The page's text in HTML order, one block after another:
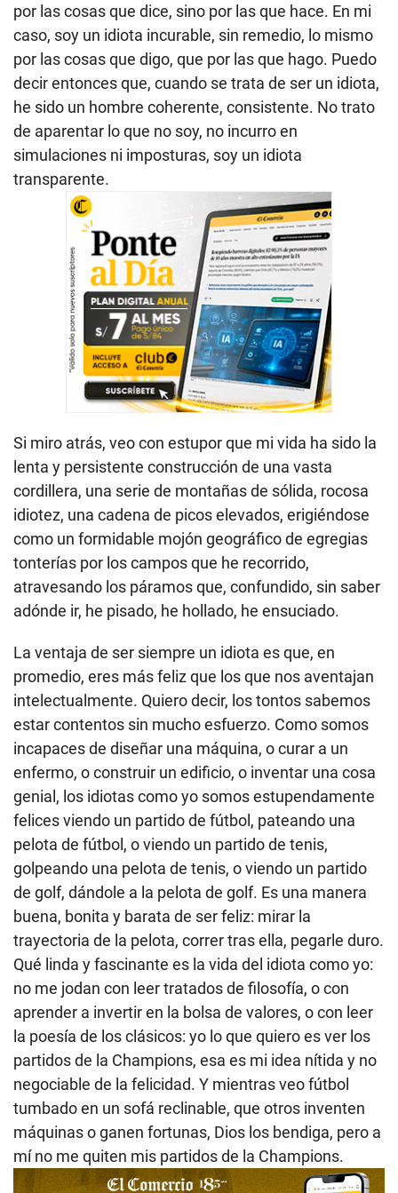
por las cosas que dice, sino por las que hace. En mi
caso, soy un idiota incurable, sin remedio, lo mismo
por las cosas que digo, que por las que hago. Puedo
decir entonces que, cuando se trata de ser un idiota,
he sido un hombre coherente, consistente. No trato
de aparentar lo que no soy, no incurro en
simulaciones ni imposturas, soy un idiota
transparente.
Si miro atrás, veo con estupor que mi vida ha sido la
lenta y persistente construcción de una vasta
cordillera, una serie de montañas de sólida, rocosa
idiotez, una cadena de picos elevados, erigiéndose
como un formidable mojón geográfico de egregias
tonterías por los campos que he recorrido,
atravesando los páramos que, confundido, sin saber
adónde ir, he pisado, he hollado, he ensuciado.
La ventaja de ser siempre un idiota es que, en
promedio, eres más feliz que los que nos aventajan
intelectualmente. Quiero decir, los tontos sabemos
estar contentos sin mucho esfuerzo. Como somos
incapaces de diseñar una máquina, o curar a un
enfermo, o construir un edificio, o inventar una cosa
genial, los idiotas como yo somos estupendamente
felices viendo un partido de fútbol, pateando una
pelota de fútbol, o viendo un partido de tenis,
golpeando una pelota de tenis, o viendo un partido
de golf, dándole a la pelota de golf. Es una manera
buena, bonita y barata de ser feliz: mirar la
trayectoria de la pelota, correr tras ella, pegarle duro.
Qué linda y fascinante es la vida del idiota como yo:
no me jodan con leer tratados de filosofía, o con
aprender a invertir en la bolsa de valores, o con leer
la poesía de los clásicos: yo lo que quiero es ver los
partidos de la Champions, esa es mi idea nítida y no
negociable de la felicidad. Y mientras veo fútbol
tumbado en un sofá reclinable, que otros inventen
máquinas o ganen fortunas, Dios los bendiga, pero a
mí no me quiten mis partidos de la Champions.